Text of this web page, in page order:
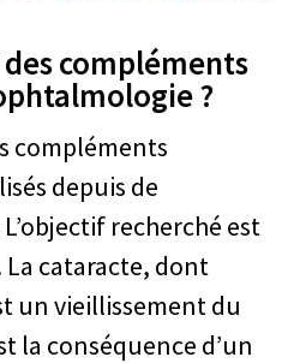
compléments
?
compléments
depuis de
recherché est
cataracte, dont
un vieillissement du
la conséquence d’un